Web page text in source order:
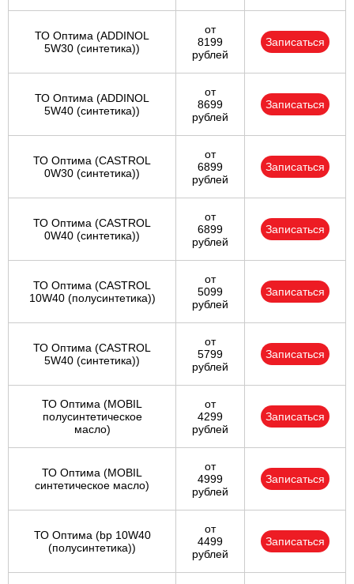
ТО Оптима (ADDINOL
5W30 (синтетика))
от
8199
рублей
Записаться
ТО Оптима (ADDINOL
5W40 (синтетика))
от
8699
рублей
Записаться
ТО Оптима (CASTROL
0W30 (синтетика))
от
6899
рублей
Записаться
ТО Оптима (CASTROL
0W40 (синтетика))
от
6899
рублей
Записаться
ТО Оптима (CASTROL
10W40 (полусинтетика))
от
5099
рублей
Записаться
ТО Оптима (CASTROL
5W40 (синтетика))
от
5799
рублей
Записаться
ТО Оптима (MOBIL
полусинтетическое
масло)
от
4299
рублей
Записаться
ТО Оптима (MOBIL
синтетическое масло)
от
4999
рублей
Записаться
ТО Оптима (bp 10W40
(полусинтетика))
от
4499
рублей
Записаться